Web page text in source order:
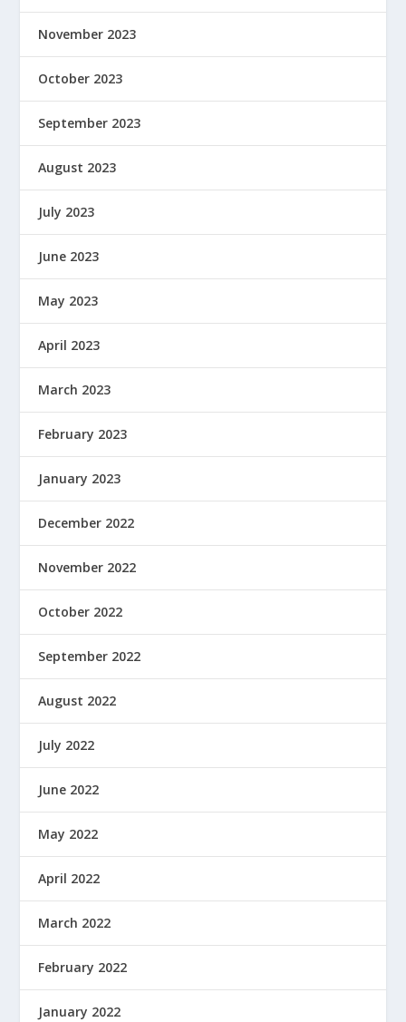
November 2023
October 2023
September 2023
August 2023
July 2023
June 2023
May 2023
April 2023
March 2023
February 2023
January 2023
December 2022
November 2022
October 2022
September 2022
August 2022
July 2022
June 2022
May 2022
April 2022
March 2022
February 2022
January 2022